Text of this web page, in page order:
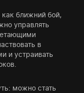
как ближний бой,
управлять
в
и устраивать
можно стать